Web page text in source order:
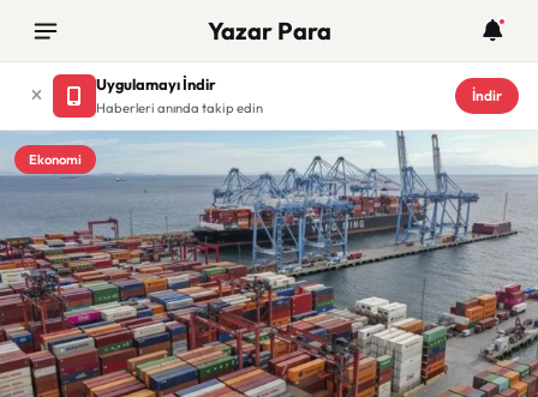
Yazar Para
Uygulamayı İndir
Haberleri anında takip edin
İndir
Ekonomi